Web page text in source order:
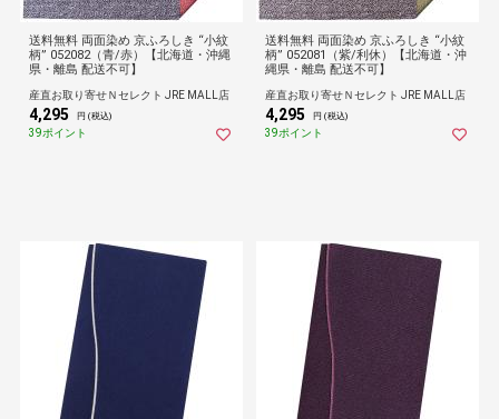
送料無料 両面染め 京ふろしき “小紋
柄” 052082（青/赤）【北海道・沖縄
県・離島 配送不可】
産直お取り寄せＮセレクト JRE MALL店
4,295 円 (税込)
39ポイント
送料無料 両面染め 京ふろしき “小紋
柄” 052081（紫/利休）【北海道・沖
縄県・離島 配送不可】
産直お取り寄せＮセレクト JRE MALL店
4,295 円 (税込)
39ポイント